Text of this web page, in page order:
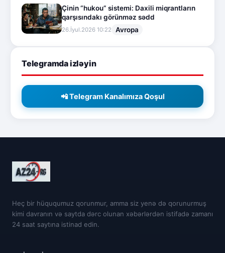
Çinin “hukou” sistemi: Daxili miqrantların
qarşısındakı görünməz sədd
26.İyul.2026 10:22 Avropa
Telegramda izləyin
📲 Telegram Kanalımıza Qoşul
Heç bir hüququmuz qorunmur, amma siz yenə də qorunurmuş
kimi davranın və saytda dərc olunan xəbərlərdən istifadə zamanı
24 saat saytına istinad edin.